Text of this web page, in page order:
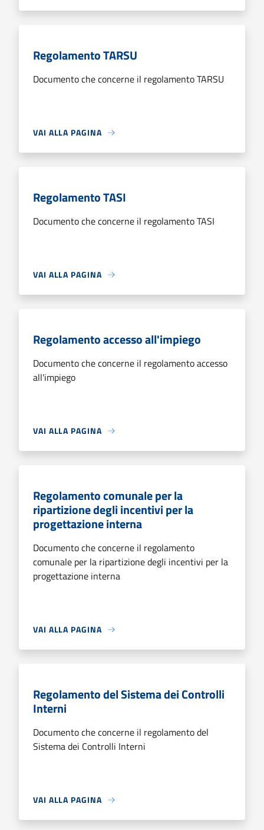
Regolamento TARSU
Documento che concerne il regolamento TARSU
VAI ALLA PAGINA
Regolamento TASI
Documento che concerne il regolamento TASI
VAI ALLA PAGINA
Regolamento accesso all'impiego
Documento che concerne il regolamento accesso
all'impiego
VAI ALLA PAGINA
Regolamento comunale per la
ripartizione degli incentivi per la
progettazione interna
Documento che concerne il regolamento
comunale per la ripartizione degli incentivi per la
progettazione interna
VAI ALLA PAGINA
Regolamento del Sistema dei Controlli
Interni
Documento che concerne il regolamento del
Sistema dei Controlli Interni
VAI ALLA PAGINA